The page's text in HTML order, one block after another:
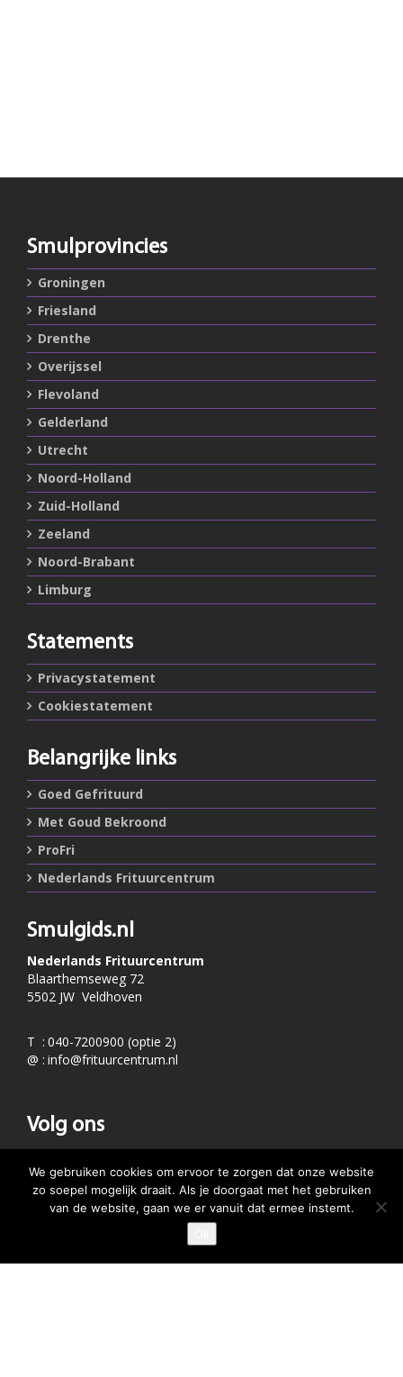
GEEF JE SMULSCORE
Smulprovincies
Groningen
Friesland
Drenthe
Overijssel
Flevoland
Gelderland
Utrecht
Noord-Holland
Zuid-Holland
Zeeland
Noord-Brabant
Limburg
Statements
Privacystatement
Cookiestatement
Belangrijke links
Goed Gefrituurd
Met Goud Bekroond
ProFri
Nederlands Frituurcentrum
Smulgids.nl
Nederlands Frituurcentrum
Blaarthemseweg 72
5502 JW Veldhoven
T : 040-7200900 (optie 2)
@ : info@frituurcentrum.nl
Volg ons
Word ook smulfan en volg ons op
We gebruiken cookies om ervoor te zorgen dat onze website
zo soepel mogelijk draait. Als je doorgaat met het gebruiken
van de website, gaan we er vanuit dat ermee instemt.